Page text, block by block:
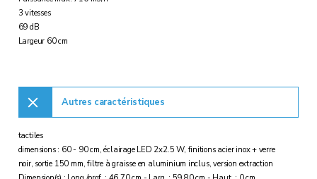
3 vitesses
69 dB
Largeur 60 cm
Autres caractéristiques
tactiles
dimensions : 60 - 90 cm, éclairage LED 2x2.5 W, finitions acier inox + verre
noir, sortie 150 mm, filtre à graisse en aluminium inclus, version extraction